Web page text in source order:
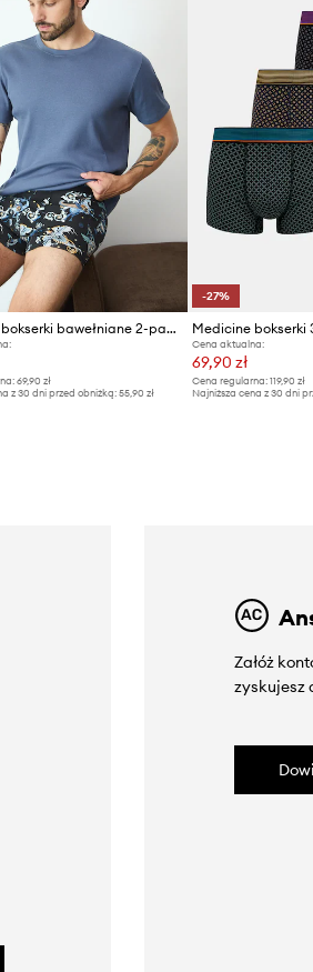
Medicine bokserki bawełniane 2-pack
69,90 zł
z 30 dni przed obniżką: 55,90 zł
-27%
Medicine bokserki
Cena aktualna:
69,90 zł
Cena regularna: 119,90 zł
Najniższa cena z 30 dni
Załóż
zyskujesz